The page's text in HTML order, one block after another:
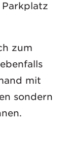
zum
mit
sondern